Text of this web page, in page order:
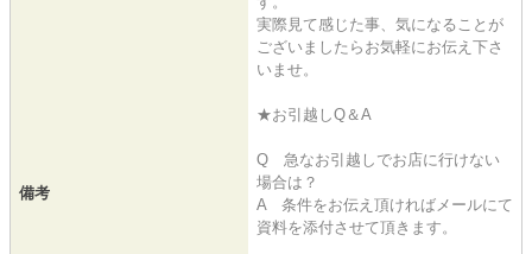
備考
実際見て感じた事、気になることが
ございましたらお気軽にお伝え下さ
いませ。
★お引越しQ＆A
Q 急なお引越しでお店に行けない
場合は？
A 条件をお伝え頂ければメールにて
資料を添付させて頂きます。